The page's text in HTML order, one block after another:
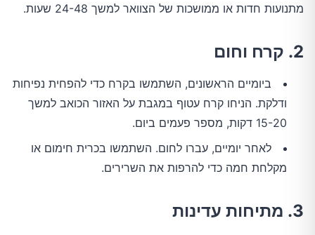
מתנועות חדות או ממושכות של הצוואר למשך 24-48 שעות.
2. קרח וחום
ביומיים הראשונים, השתמשו בקרח כדי להפחית נפיחות
ודלקת. הניחו קרח עטוף במגבת על האזור הכואב למשך
15-20 דקות, מספר פעמים ביום.
לאחר יומיים, עברו לחום. השתמשו בכרית חימום או
מקלחת חמה כדי להרפות את השרירים.
3. מתיחות עדינות